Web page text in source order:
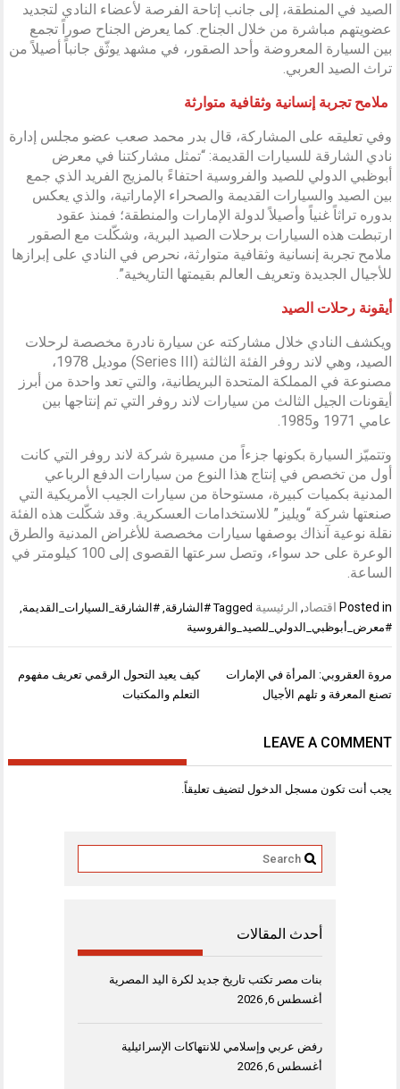
الصيد في المنطقة، إلى جانب إتاحة الفرصة لأعضاء النادي لتجديد
عضويتهم مباشرة من خلال الجناح. كما يعرض الجناح صوراً تجمع
بين السيارة المعروضة وأحد الصقور، في مشهد يوثّق جانباً أصيلاً من
تراث الصيد العربي.
ملامح تجربة إنسانية وثقافية متوارثة
وفي تعليقه على المشاركة، قال بدر محمد صعب عضو مجلس إدارة
نادي الشارقة للسيارات القديمة: “تمثل مشاركتنا في معرض
أبوظبي الدولي للصيد والفروسية احتفاءً بالمزيج الفريد الذي جمع
بين الصيد والسيارات القديمة والصحراء الإماراتية، والذي يعكس
بدوره تراثاً غنياً وأصيلاً لدولة الإمارات والمنطقة؛ فمنذ عقود
ارتبطت هذه السيارات برحلات الصيد البرية، وشكّلت مع الصقور
ملامح تجربة إنسانية وثقافية متوارثة، نحرص في النادي على إبرازها
للأجيال الجديدة وتعريف العالم بقيمتها التاريخية”.
أيقونة رحلات الصيد
ويكشف النادي خلال مشاركته عن سيارة نادرة مخصصة لرحلات
الصيد، وهي لاند روفر الفئة الثالثة (Series III) موديل 1978،
مصنوعة في المملكة المتحدة البريطانية، والتي تعد واحدة من أبرز
أيقونات الجيل الثالث من سيارات لاند روفر التي تم إنتاجها بين
عامي 1971 و1985.
وتتميّز السيارة بكونها جزءاً من مسيرة شركة لاند روفر التي كانت
أول من تخصص في إنتاج هذا النوع من سيارات الدفع الرباعي
المدنية بكميات كبيرة، مستوحاة من سيارات الجيب الأمريكية التي
صنعتها شركة “ويليز” للاستخدامات العسكرية. وقد شكّلت هذه الفئة
نقلة نوعية آنذاك بوصفها سيارات مخصصة للأغراض المدنية والطرق
الوعرة على حد سواء، وتصل سرعتها القصوى إلى 100 كيلومتر في
الساعة.
Posted in اقتصاد, الرئيسية Tagged #الشارقة,#الشارقة_السيارات_القديمة,
#معرض_أبوظبي_الدولي_للصيد_والفروسية
تصفّح
المقالات
كيف يعيد التحول الرقمي تعريف مفهوم
التعلم والمكتبات
مروة العقروبي: المرأة في الإمارات
تصنع المعرفة و تلهم الأجيال
LEAVE A COMMENT
يجب أنت تكون مسجل الدخول لتضيف تعليقاً.
أحدث المقالات
بنات مصر تكتب تاريخ جديد لكرة اليد المصرية
أغسطس 6, 2026
رفض عربي وإسلامي للانتهاكات الإسرائيلية
أغسطس 6, 2026